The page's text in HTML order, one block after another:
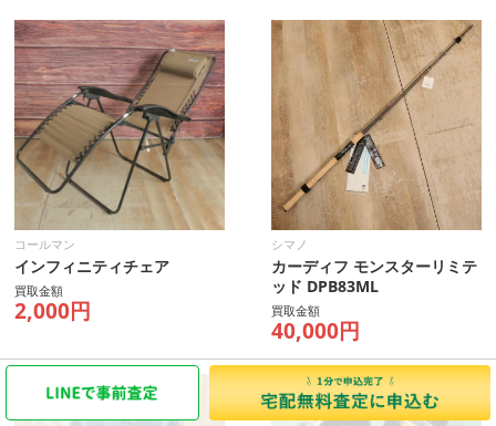
コールマン
インフィニティチェア
買取金額
2,000円
シマノ
カーディフ モンスターリミテ
ッド DPB83ML
買取金額
40,000円